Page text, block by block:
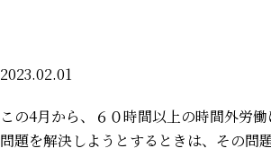
2023.02.01
この4月から、６０時間以上の時間外労
問題を解決しようとするときは、その問